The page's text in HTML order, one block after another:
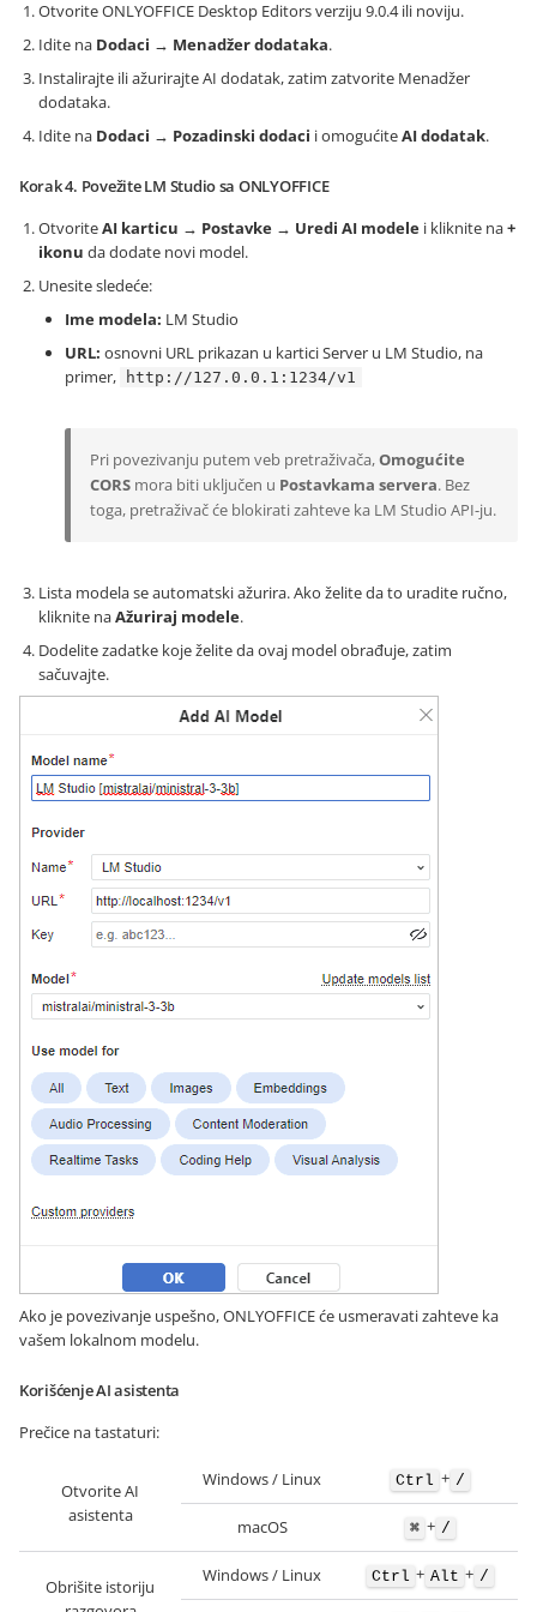
Otvorite ONLYOFFICE Desktop Editors verziju 9.0.4 ili noviju.
Idite na Dodaci → Menadžer dodataka.
Instalirajte ili ažurirajte AI dodatak, zatim zatvorite Menadžer
dodataka.
Idite na Dodaci → Pozadinski dodaci i omogućiteAI dodatak.
Korak 4. Povežite LM Studio sa ONLYOFFICE
OtvoriteAI karticu → Postavke → Uredi AI modele i kliknite na+
ikonu da dodate novi model.
Unesite sledeće:
Ime modela: LM Studio
URL: osnovni URL prikazan u kartici Server u LM Studio, na
primer,
http://127.0.0.1:1234/v1
Pri povezivanju putem veb pretraživača,Omogućite
CORS mora biti uključen u Postavkama servera. Bez
toga, pretraživač će blokirati zahteve ka LM Studio API-ju.
Lista modela se automatski ažurira. Ako želite da to uradite ručno,
kliknite naAžuriraj modele.
Dodelite zadatke koje želite da ovaj model obrađuje, zatim
sačuvajte.
Ako je povezivanje uspešno, ONLYOFFICE će usmeravati zahteve ka
vašem lokalnom modelu.
Korišćenje AI asistenta
Prečice na tastaturi:
Otvorite AI
asistenta
Windows / Linux Ctrl + /
macOS ⌘ + /
Obrišite istoriju
Windows / Linux Ctrl + Alt + /